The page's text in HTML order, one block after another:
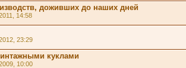
доживших до наших дней
14:58
23:29
куклами
10:00